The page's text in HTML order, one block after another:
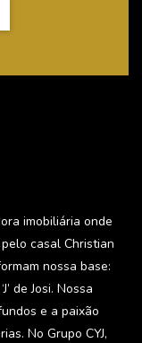
imobiliária onde
casal Christian
nossa base:
de Josi. Nossa
e a paixão
No Grupo CYJ,